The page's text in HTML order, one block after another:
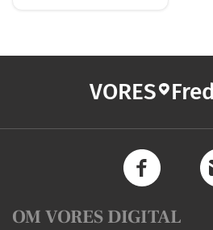
VORES
OM VORES DIGITAL